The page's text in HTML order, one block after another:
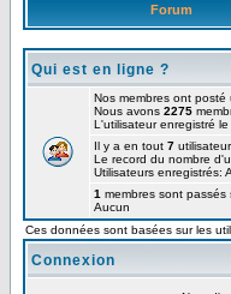
Forum
Qui est en ligne ?
Nos membres ont posté
Nous avons 2275
L'utilisateur enregistré
Il y a en tout 7
Le record du nombre
Utilisateurs enregistrés:
1 membres sont
Aucun
Ces données sont basées sur les
Connexion